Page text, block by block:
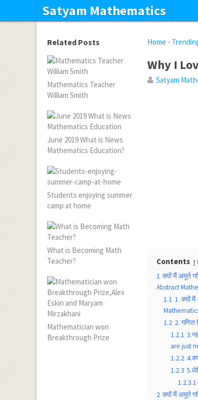
Satyam Mathematics
Home -
Why I
Satyam
Contents
1 क्यों मैं अमूर्त
Abstract
1.1 1 .क्यों मैं
1.2 2. गणित
1.2.1
are just
1.2.2
1.2.3
1.2.3.1
2 क्यों मैं अमूर्त
Related Posts
Mathematics Teacher
William Smith
June 2019 What is News
Mathematics Education?
Students enjoying summer
camp at home
What is Becoming Math
Teacher?
Mathematician won
Breakthrough Prize